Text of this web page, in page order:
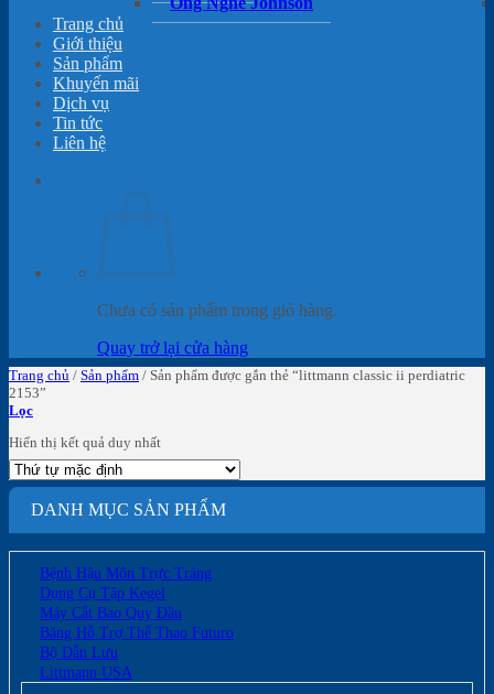
Trang chủ
Giới thiệu
Sản phẩm
Khuyến mãi
Dịch vụ
Tin tức
Liên hệ
Chưa có sản phẩm trong giỏ hàng.
Quay trở lại cửa hàng
Trang chủ / Sản phẩm / Sản phẩm được gắn thẻ “littmann classic ii perdiatric
2153”
Lọc
Hiển thị kết quả duy nhất
DANH MỤC SẢN PHẨM
Bệnh Hậu Môn Trực Tràng
Dụng Cụ Tập Kegel
Máy Cắt Bao Quy Đầu
Băng Hỗ Trợ Thể Thao Futuro
Bộ Dẫn Lưu
Littmann USA